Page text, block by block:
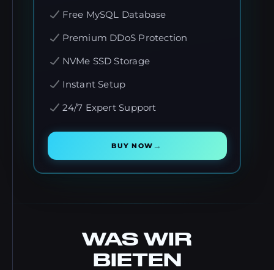
Free MySQL Database
Premium DDoS Protection
NVMe SSD Storage
Instant Setup
24/7 Expert Support
BUY NOW →
WAS WIR
BIETEN